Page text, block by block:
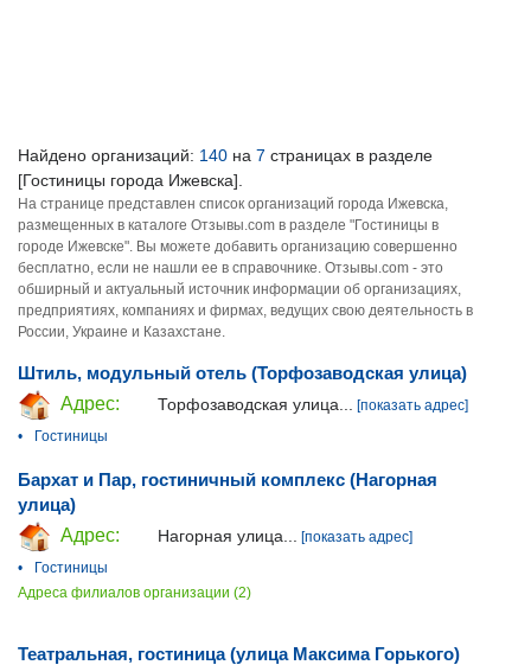
Найдено организаций: 140 на 7 страницах в разделе
[Гостиницы города Ижевска].
На странице представлен список организаций города Ижевска,
размещенных в каталоге Отзывы.com в разделе "Гостиницы в
городе Ижевске". Вы можете добавить организацию совершенно
бесплатно, если не нашли ее в справочнике. Отзывы.com - это
обширный и актуальный источник информации об организациях,
предприятиях, компаниях и фирмах, ведущих свою деятельность в
России, Украине и Казахстане.
Штиль, модульный отель (Торфозаводская улица)
Адрес:
Торфозаводская улица...
[показать адрес]
•
Гостиницы
Бархат и Пар, гостиничный комплекс (Нагорная
улица)
Адрес:
Нагорная улица...
[показать адрес]
•
Гостиницы
Адреса филиалов организации (2)
Театральная, гостиница (улица Максима Горького)